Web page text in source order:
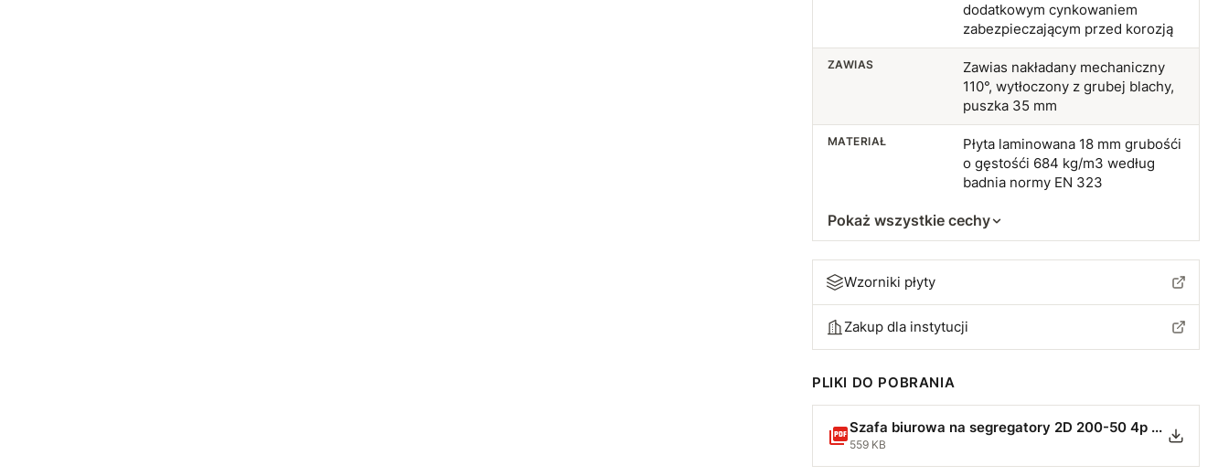
dodatkowym cynkowaniem
zabezpieczającym przed korozją
ZAWIAS
Zawias nakładany mechaniczny
110°, wytłoczony z grubej blachy,
puszka 35 mm
MATERIAŁ
Płyta laminowana 18 mm grubośći
o gęstośći 684 kg/m3 według
badnia normy EN 323
Pokaż wszystkie cechy
Wzorniki płyty
Zakup dla instytucji
PLIKI DO POBRANIA
Szafa biurowa na segregatory 2D 200-50 4p - Instrukcja montażu.pdf
559 KB